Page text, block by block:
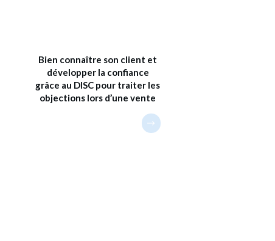
Bien connaître son client et
développer la confiance
grâce au DISC pour traiter les
objections lors d’une vente